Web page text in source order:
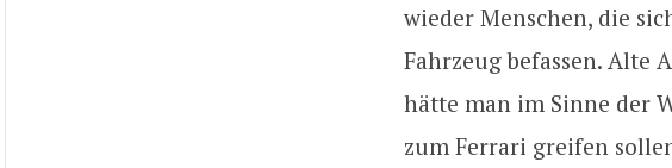
wieder Menschen, die
Fahrzeug befassen. Alte
hätte man im Sinne der
zum Ferrari greifen